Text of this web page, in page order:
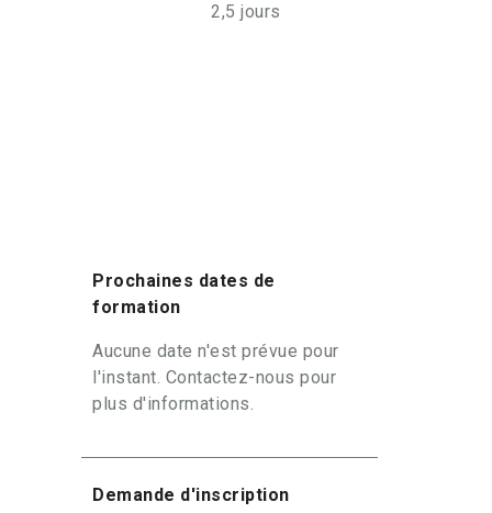
2,5 jours
Prochaines dates de
formation
Aucune date n'est prévue pour
l'instant. Contactez-nous pour
plus d'informations.
Demande d'inscription